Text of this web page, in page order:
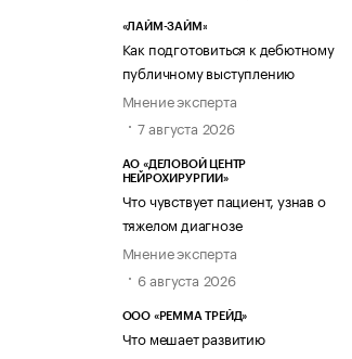
«ЛАЙМ-ЗАЙМ»
Как подготовиться к дебютному
публичному выступлению
Мнение эксперта
7 августа 2026
АО «ДЕЛОВОЙ ЦЕНТР
НЕЙРОХИРУРГИИ»
Что чувствует пациент, узнав о
тяжелом диагнозе
Мнение эксперта
6 августа 2026
ООО «РЕММА ТРЕЙД»
Что мешает развитию